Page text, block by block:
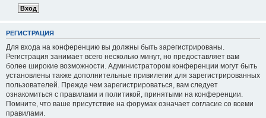
РЕГИСТРАЦИЯ
Для входа на конференцию вы должны быть зарегистрированы.
Регистрация занимает всего несколько минут, но предоставляет вам
более широкие возможности. Администратором конференции могут быть
установлены также дополнительные привилегии для зарегистрированных
пользователей. Прежде чем зарегистрироваться, вам следует
ознакомиться с правилами и политикой, принятыми на конференции.
Помните, что ваше присутствие на форумах означает согласие со всеми
правилами.